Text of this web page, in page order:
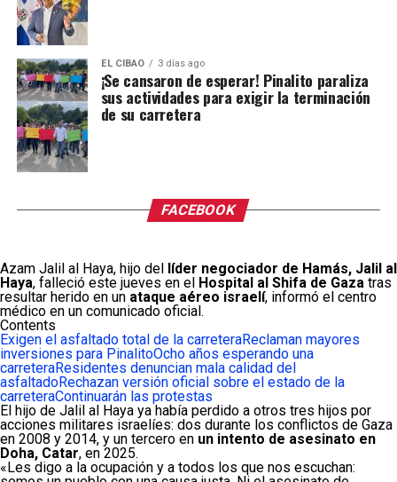
EL CIBAO 3 días ago
¡Se cansaron de esperar! Pinalito paraliza
sus actividades para exigir la terminación
de su carretera
FACEBOOK
Azam Jalil al Haya, hijo del líder negociador de Hamás, Jalil al
Haya, falleció este jueves en el Hospital al Shifa de Gaza tras
resultar herido en un ataque aéreo israelí, informó el centro
médico en un comunicado oficial.
Contents
Exigen el asfaltado total de la carreteraReclaman mayores
inversiones para PinalitoOcho años esperando una
carreteraResidentes denuncian mala calidad del
asfaltadoRechazan versión oficial sobre el estado de la
carreteraContinuarán las protestas
El hijo de Jalil al Haya ya había perdido a otros tres hijos por
acciones militares israelíes: dos durante los conflictos de Gaza
en 2008 y 2014, y un tercero en un intento de asesinato en
Doha, Catar, en 2025.
«Les digo a la ocupación y a todos los que nos escuchan: